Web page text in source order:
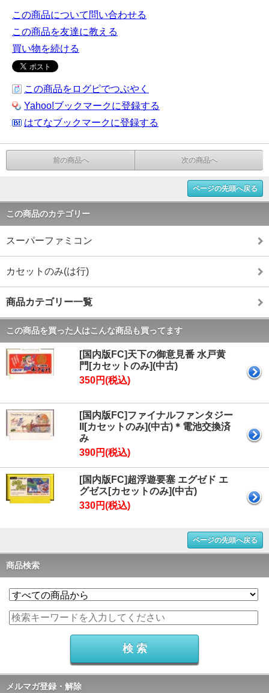
この商品について問い合わせる
この商品を友達に教える
買い物を続ける
この商品をログピでつぶやく
Yahoo!ブックマークに登録する
はてなブックマークに登録する
前の商品へ 次の商品へ
ページの先頭へ戻る
この商品のカテゴリー
スーパーファミコン
カセットのみ(は行)
商品カテゴリー一覧
この商品を買った人はこんな商品も買ってます
[国内版FC]天下の御意見番 水戸黄
門[カセットのみ](中古)
350円(税込)
[国内版FC]ファイナルファンタジー
II[カセットのみ](中古)＊電池交換済
み
390円(税込)
[国内版FC]超浮遊要塞 エグゼド エ
グゼス[カセットのみ](中古)
330円(税込)
ページの先頭へ戻る
商品検索
メルマガ登録・解除